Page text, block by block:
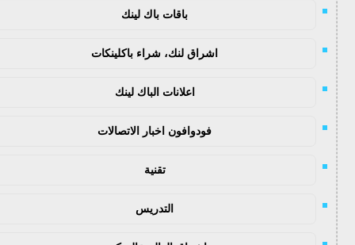
باقات باك لينك
اشراق لنك، شراء باكلينكات
اعلانات الباك لينك
فودوافون اخبار الاتصالات
تقنية
التدريس